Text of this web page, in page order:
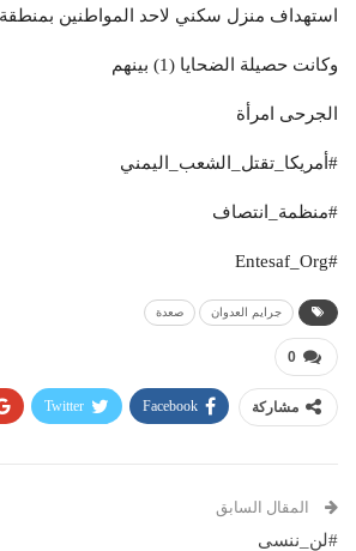
استهداف منزل سكني لاحد المواطنين
وكانت حصيلة الضحايا (1) بينهم
الجرحى امرأة
#أمريكا_تقتل_الشعب_اليمني
#منظمة_انتصاف
#Entesaf_Org
جرايم العدوان صعدة
0
مشاركة Facebook
Twitter
المقال السابق
#لن_ننسى